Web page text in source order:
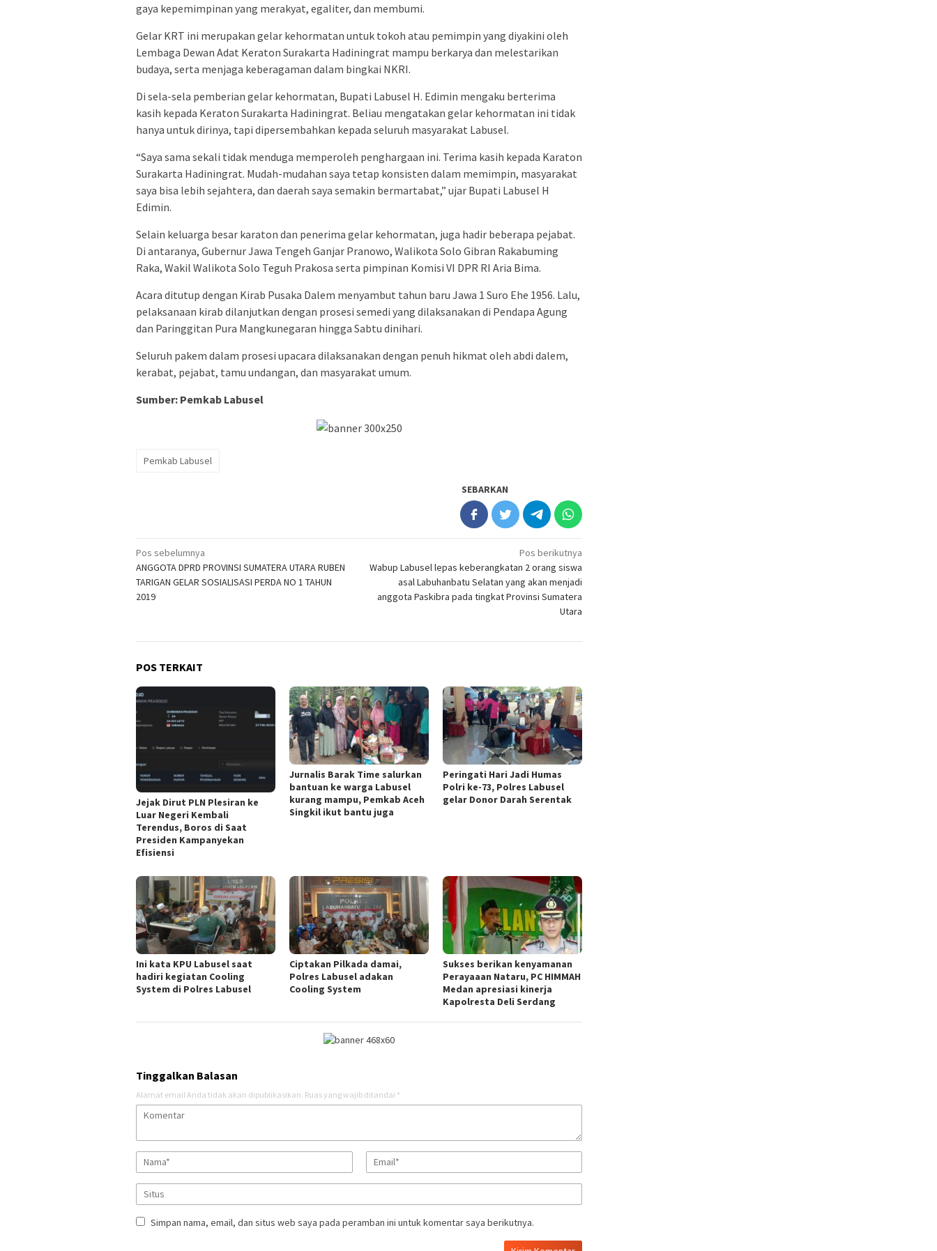
gaya kepemimpinan yang merakyat, egaliter, dan membumi.
Gelar KRT ini merupakan gelar kehormatan untuk tokoh atau pemimpin yang diyakini oleh
Lembaga Dewan Adat Keraton Surakarta Hadiningrat mampu berkarya dan melestarikan
budaya, serta menjaga keberagaman dalam bingkai NKRI.
Di sela-sela pemberian gelar kehormatan, Bupati Labusel H. Edimin mengaku berterima
kasih kepada Keraton Surakarta Hadiningrat. Beliau mengatakan gelar kehormatan ini tidak
hanya untuk dirinya, tapi dipersembahkan kepada seluruh masyarakat Labusel.
“Saya sama sekali tidak menduga memperoleh penghargaan ini. Terima kasih kepada Karaton
Surakarta Hadiningrat. Mudah-mudahan saya tetap konsisten dalam memimpin, masyarakat
saya bisa lebih sejahtera, dan daerah saya semakin bermartabat,” ujar Bupati Labusel H
Edimin.
Selain keluarga besar karaton dan penerima gelar kehormatan, juga hadir beberapa pejabat.
Di antaranya, Gubernur Jawa Tengeh Ganjar Pranowo, Walikota Solo Gibran Rakabuming
Raka, Wakil Walikota Solo Teguh Prakosa serta pimpinan Komisi VI DPR RI Aria Bima.
Acara ditutup dengan Kirab Pusaka Dalem menyambut tahun baru Jawa 1 Suro Ehe 1956. Lalu,
pelaksanaan kirab dilanjutkan dengan prosesi semedi yang dilaksanakan di Pendapa Agung
dan Paringgitan Pura Mangkunegaran hingga Sabtu dinihari.
Seluruh pakem dalam prosesi upacara dilaksanakan dengan penuh hikmat oleh abdi dalem,
kerabat, pejabat, tamu undangan, dan masyarakat umum.
Sumber: Pemkab Labusel
Pemkab Labusel
SEBARKAN
Navigasi
pos
Pos sebelumnya
ANGGOTA DPRD PROVINSI SUMATERA UTARA RUBEN
TARIGAN GELAR SOSIALISASI PERDA NO 1 TAHUN
2019
Pos berikutnya
Wabup Labusel lepas keberangkatan 2 orang siswa
asal Labuhanbatu Selatan yang akan menjadi
anggota Paskibra pada tingkat Provinsi Sumatera
Utara
POS TERKAIT
Jejak Dirut PLN Plesiran ke
Luar Negeri Kembali
Terendus, Boros di Saat
Presiden Kampanyekan
Efisiensi
Jurnalis Barak Time salurkan
bantuan ke warga Labusel
kurang mampu, Pemkab Aceh
Singkil ikut bantu juga
Peringati Hari Jadi Humas
Polri ke-73, Polres Labusel
gelar Donor Darah Serentak
Ini kata KPU Labusel saat
hadiri kegiatan Cooling
System di Polres Labusel
Ciptakan Pilkada damai,
Polres Labusel adakan
Cooling System
Sukses berikan kenyamanan
Perayaaan Nataru, PC HIMMAH
Medan apresiasi kinerja
Kapolresta Deli Serdang
Tinggalkan Balasan
Alamat email Anda tidak akan dipublikasikan. Ruas yang wajib ditandai *
Simpan nama, email, dan situs web saya pada peramban ini untuk komentar saya berikutnya.